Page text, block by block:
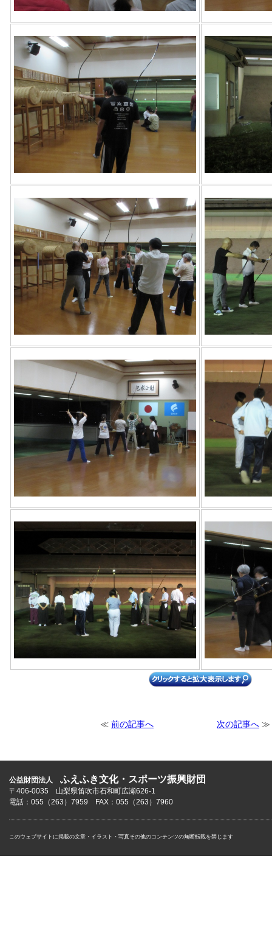
≪ 前の記事へ 次の記事へ ≫
公益財団法人 ふえふき文化・スポーツ振興財団
〒406-0035 山梨県笛吹市石和町広瀬626-1
電話：055（263）7959 FAX：055（263）7960
このウェブサイトに掲載の文章・イラスト・写真その他のコンテンツの無断転載を禁じます